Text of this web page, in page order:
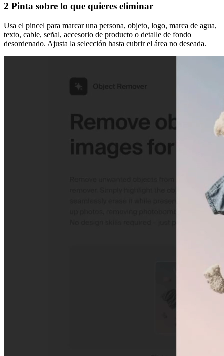
2 Pinta sobre lo que quieres eliminar
Usa el pincel para marcar una persona, objeto, logo, marca de agua,
texto, cable, señal, accesorio de producto o detalle de fondo
desordenado. Ajusta la selección hasta cubrir el área no deseada.